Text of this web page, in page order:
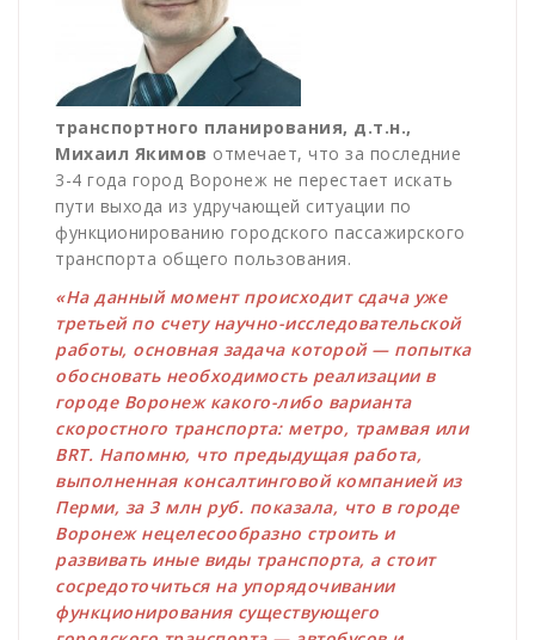
транспортного планирования, д.т.н.,
Михаил Якимов отмечает, что за последние
3-4 года город Воронеж не перестает искать
пути выхода из удручающей ситуации по
функционированию городского пассажирского
транспорта общего пользования.
«На данный момент происходит сдача уже
третьей по счету научно-исследовательской
работы, основная задача которой — попытка
обосновать необходимость реализации в
городе Воронеж какого-либо варианта
скоростного транспорта: метро, трамвая или
BRT. Напомню, что предыдущая работа,
выполненная консалтинговой компанией из
Перми, за 3 млн руб. показала, что в городе
Воронеж нецелесообразно строить и
развивать иные виды транспорта, а стоит
сосредоточиться на упорядочивании
функционирования существующего